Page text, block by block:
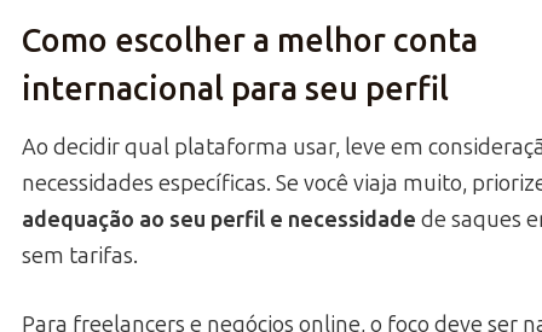
Como escolher a melhor conta
internacional para seu perfil
Ao decidir qual plataforma usar, leve em
necessidades específicas. Se você viaja muito,
adequação ao seu perfil e necessidade de saques
sem tarifas.
Para freelancers e negócios online, o foco deve ser